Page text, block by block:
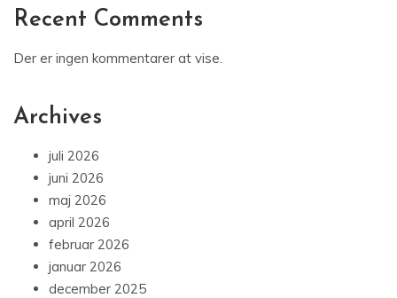
Recent Comments
Der er ingen kommentarer at vise.
Archives
juli 2026
juni 2026
maj 2026
april 2026
februar 2026
januar 2026
december 2025